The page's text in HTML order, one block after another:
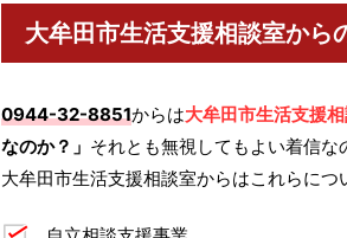
大牟田市生活支援相談室から
0944-32-8851からは大牟田市生活支援
なのか？」 それとも無視してもよい着信な
大牟田市生活支援相談室からはこれらにつ